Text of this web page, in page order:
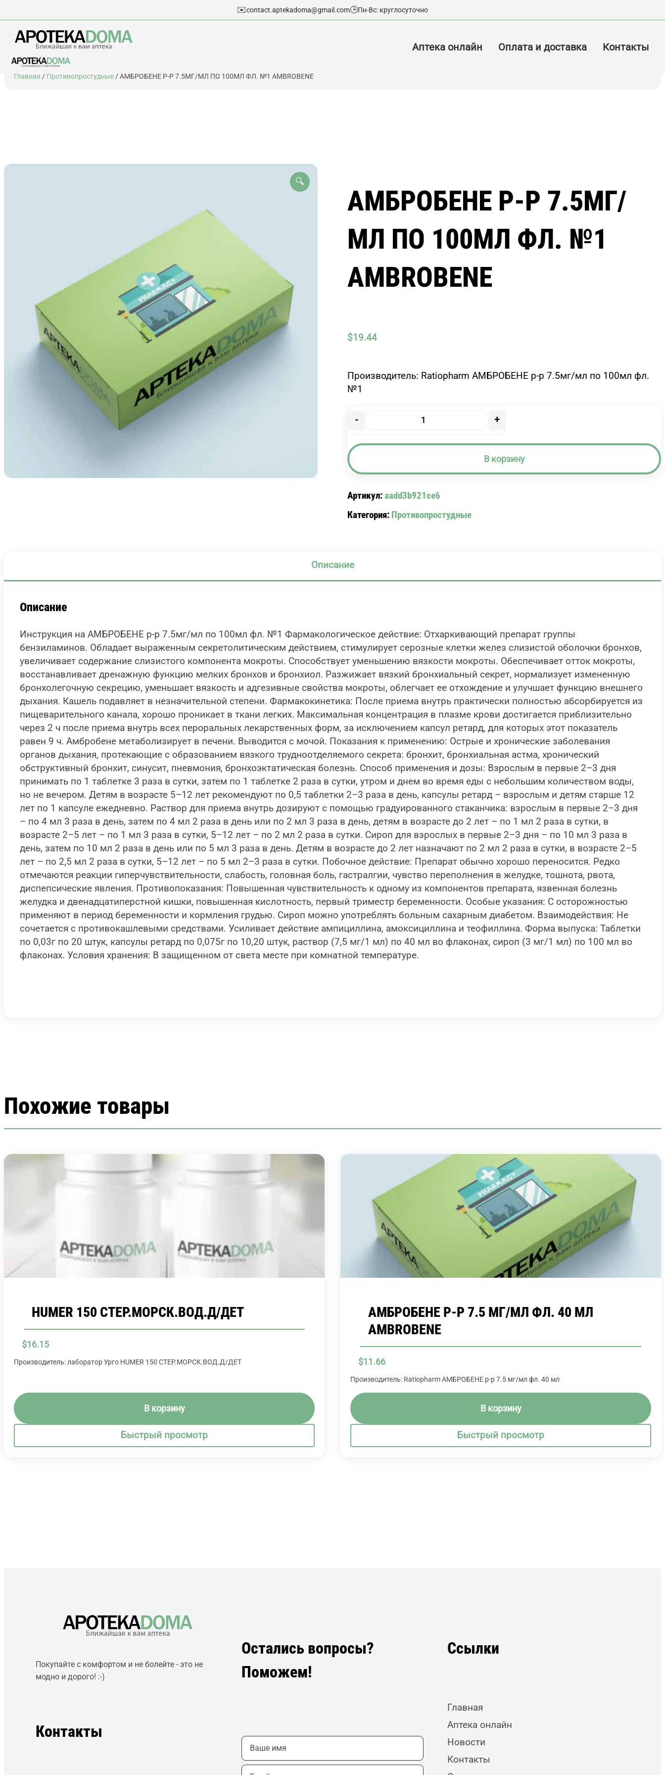
Перейти
✉️contact.aptekadoma@gmail.com🕒Пн-Вс: круглосуточно
Аптека онлайн Оплата и доставка Контакты
Главная / Противопростудные / АМБРОБЕНЕ Р-Р 7.5МГ/МЛ ПО 100МЛ ФЛ. №1 AMBROBENE
🔍
АМБРОБЕНЕ Р-Р 7.5МГ/
МЛ ПО 100МЛ ФЛ. №1
AMBROBENE
$19.44
Производитель: Ratiopharm АМБРОБЕНЕ р-р 7.5мг/мл по 100мл фл.
№1
-
АМБРОБЕНЕ
Р-
7.5МГ/
ПО
+
В корзину
Артикул:aadd3b921ce6
Категория: Противопростудные
Описание
Описание
Инструкция на АМБРОБЕНЕ р-р 7.5мг/мл по 100мл фл. №1 Фармакологическое действие: Отхаркивающий препарат группы
бензиламинов. Обладает выраженным секретолитическим действием, стимулирует серозные клетки желез слизистой оболочки бронхов,
увеличивает содержание слизистого компонента мокроты. Способствует уменьшению вязкости мокроты. Обеспечивает отток мокроты,
восстанавливает дренажную функцию мелких бронхов и бронхиол. Разжижает вязкий бронхиальный секрет, нормализует измененную
бронхолегочную секрецию, уменьшает вязкость и адгезивные свойства мокроты, облегчает ее отхождение и улучшает функцию внешнего
дыхания. Кашель подавляет в незначительной степени. Фармакокинетика: После приема внутрь практически полностью абсорбируется из
пищеварительного канала, хорошо проникает в ткани легких. Максимальная концентрация в плазме крови достигается приблизительно
через 2 ч после приема внутрь всех пероральных лекарственных форм, за исключением капсул ретард, для которых этот показатель
равен 9 ч. Амбробене метаболизирует в печени. Выводится с мочой. Показания к применению: Острые и хронические заболевания
органов дыхания, протекающие с образованием вязкого трудноотделяемого секрета: бронхит, бронхиальная астма, хронический
обструктивный бронхит, синусит, пневмония, бронхоэктатическая болезнь. Способ применения и дозы: Взрослым в первые 2–3 дня
принимать по 1 таблетке 3 раза в сутки, затем по 1 таблетке 2 раза в сутки, утром и днем во время еды с небольшим количеством воды,
но не вечером. Детям в возрасте 5–12 лет рекомендуют по 0,5 таблетки 2–3 раза в день, капсулы ретард – взрослым и детям старше 12
лет по 1 капсуле ежедневно. Раствор для приема внутрь дозируют с помощью градуированного стаканчика: взрослым в первые 2–3 дня
– по 4 мл 3 раза в день, затем по 4 мл 2 раза в день или по 2 мл 3 раза в день, детям в возрасте до 2 лет – по 1 мл 2 раза в сутки, в
возрасте 2–5 лет – по 1 мл 3 раза в сутки, 5–12 лет – по 2 мл 2 раза в сутки. Сироп для взрослых в первые 2–3 дня – по 10 мл 3 раза в
день, затем по 10 мл 2 раза в день или по 5 мл 3 раза в день. Детям в возрасте до 2 лет назначают по 2 мл 2 раза в сутки, в возрасте 2–5
лет – по 2,5 мл 2 раза в сутки, 5–12 лет – по 5 мл 2–3 раза в сутки. Побочное действие: Препарат обычно хорошо переносится. Редко
отмечаются реакции гиперчувствительности, слабость, головная боль, гастралгии, чувство переполнения в желудке, тошнота, рвота,
диспепсические явления. Противопоказания: Повышенная чувствительность к одному из компонентов препарата, язвенная болезнь
желудка и двенадцатиперстной кишки, повышенная кислотность, первый триместр беременности. Особые указания: С осторожностью
применяют в период беременности и кормления грудью. Сироп можно употреблять больным сахарным диабетом. Взаимодействия: Не
сочетается с противокашлевыми средствами. Усиливает действие ампициллина, амоксициллина и теофиллина. Форма выпуска: Таблетки
по 0,03г по 20 штук, капсулы ретард по 0,075г по 10,20 штук, раствор (7,5 мг/1 мл) по 40 мл во флаконах, сироп (3 мг/1 мл) по 100 мл во
флаконах. Условия хранения: В защищенном от света месте при комнатной температуре.
Похожие товары
HUMER 150 СТЕР.МОРСК.ВОД.Д/ДЕТ
$16.15
Производитель: лаборатор Урго HUMER 150 СТЕР.МОРСК.ВОД.Д/ДЕТ
В корзину
Быстрый просмотр
АМБРОБЕНЕ Р-Р 7.5 МГ/МЛ ФЛ. 40 МЛ
AMBROBENE
$11.66
Производитель: Ratiopharm АМБРОБЕНЕ р-р 7.5 мг/мл фл. 40 мл
В корзину
Быстрый просмотр
Покупайте с комфортом и не болейте - это не
модно и дорого! :-)
Контакты
Остались вопросы?
Поможем!
Ссылки
Главная
Аптека онлайн
Новости
Контакты